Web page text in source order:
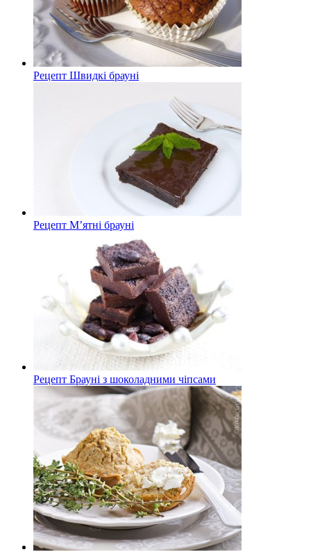
Рецепт Швидкі брауні
Рецепт М’ятні брауні
Рецепт Брауні з шоколадними чіпсами